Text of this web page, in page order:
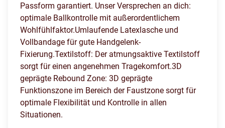
Passform garantiert. Unser Versprechen an dich:
optimale Ballkontrolle mit außerordentlichem
Wohlfühlfaktor.Umlaufende Latexlasche und
Vollbandage für gute Handgelenk-
Fixierung.Textilstoff: Der atmungsaktive Textilstoff
sorgt für einen angenehmen Tragekomfort.3D
geprägte Rebound Zone: 3D geprägte
Funktionszone im Bereich der Faustzone sorgt für
optimale Flexibilität und Kontrolle in allen
Situationen.